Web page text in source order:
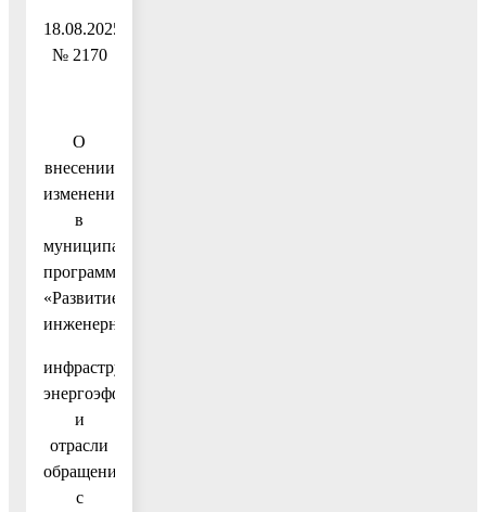
18.08.2025
№ 2170
О
внесении
изменений
в
муниципальную
программу
«Развитие
инженерной
инфраструктуры,
энергоэффективности
и
отрасли
обращения
с